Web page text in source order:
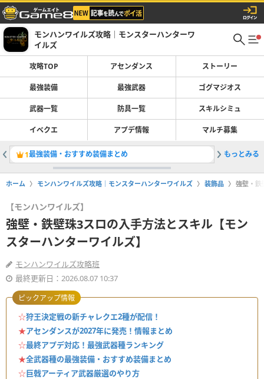
モンハンワイルズ攻略｜モンスターハンターワ
イルズ
攻略TOP アセンダンス ストーリー
最強装備 最強武器 ゴグマジオス
武器一覧 防具一覧 スキルシミュ
イベクエ アプデ情報 マルチ募集
1最強装備・おすすめ装備まとめ 2操虫棍
もっとみる
ホーム モンハンワイルズ攻略｜モンスターハンターワイルズ 装飾品 強壁・鉄
【モンハンワイルズ】
強壁・鉄壁珠3スロの入手方法とスキル【モン
スターハンターワイルズ】
モンハンワイルズ攻略班
最終更新日：2026.08.07 10:37
☆狩王決定戦の新チャレクエ2種が配信！
★アセンダンスが2027年に発売！情報まとめ
☆最終アプデ対応！最強武器種ランキング
★全武器種の最強装備・おすすめ装備まとめ
☆巨戟アーティア武器厳選のやり方
ピックアップ情報